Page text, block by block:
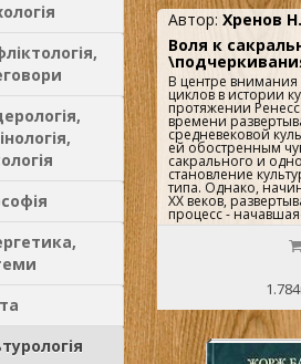
Автор: Хренов
Воля к
В центре внимания
циклов в истории
протяжении
времени
средневековой
ей обостренным
сакрального и
становление
типа. Однако,
XX веков,
процесс -
идеационализма
культуры в
успевшего угаснуть
цикл,
связано с XX веком
развернувшейся
порождает острую